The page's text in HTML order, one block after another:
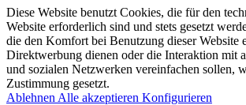
Diese Website benutzt Cookies, die für den
Website erforderlich sind und stets gesetzt
die den Komfort bei Benutzung dieser Website
Direktwerbung dienen oder die Interaktion mit
und sozialen Netzwerken vereinfachen sollen,
Zustimmung gesetzt.
Ablehnen Alle akzeptieren Konfigurieren